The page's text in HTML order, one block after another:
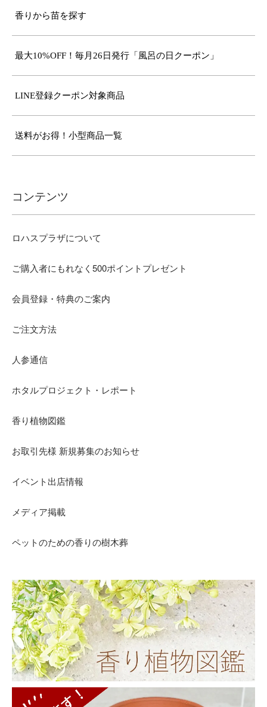
香りから苗を探す
最大10%OFF！毎月26日発行「風呂の日クーポン」
LINE登録クーポン対象商品
送料がお得！小型商品一覧
コンテンツ
ロハスプラザについて
ご購入者にもれなく500ポイントプレゼント
会員登録・特典のご案内
ご注文方法
人参通信
ホタルプロジェクト・レポート
香り植物図鑑
お取引先様 新規募集のお知らせ
イベント出店情報
メディア掲載
ペットのための香りの樹木葬